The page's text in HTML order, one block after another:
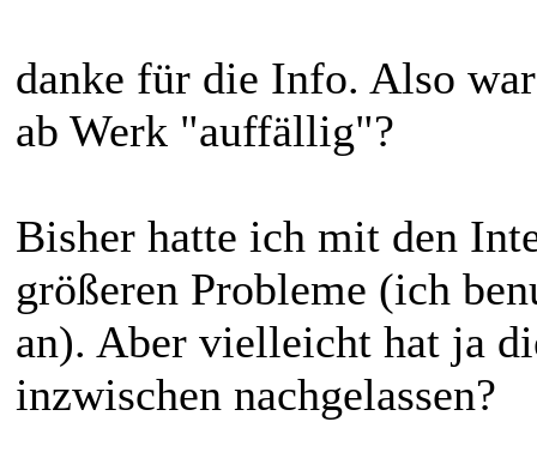
danke für die Info. Also
ab Werk "auffällig"?
Bisher hatte ich mit den
größeren Probleme (ich
an). Aber vielleicht hat ja
inzwischen nachgelassen?